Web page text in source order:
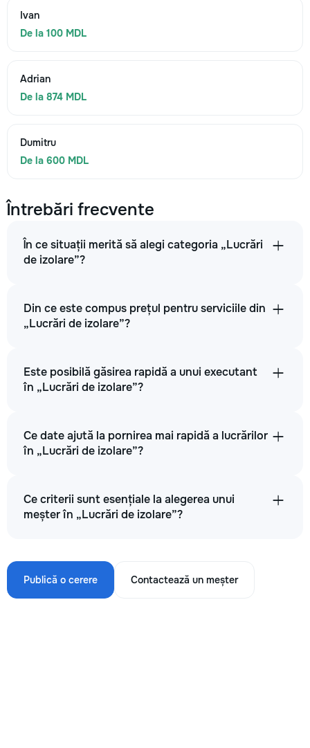
Ivan
De la 100 MDL
Adrian
De la 874 MDL
Dumitru
De la 600 MDL
Întrebări frecvente
În ce situații merită să alegi categoria „Lucrări
de izolare”?
Din ce este compus prețul pentru serviciile din
„Lucrări de izolare”?
Este posibilă găsirea rapidă a unui executant
în „Lucrări de izolare”?
Ce date ajută la pornirea mai rapidă a lucrărilor
în „Lucrări de izolare”?
Ce criterii sunt esențiale la alegerea unui
meșter în „Lucrări de izolare”?
Publică o cerere Contactează un meșter